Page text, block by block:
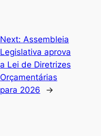
Next: Assembleia
Legislativa aprova
a Lei de Diretrizes
Orçamentárias
para 2026
→